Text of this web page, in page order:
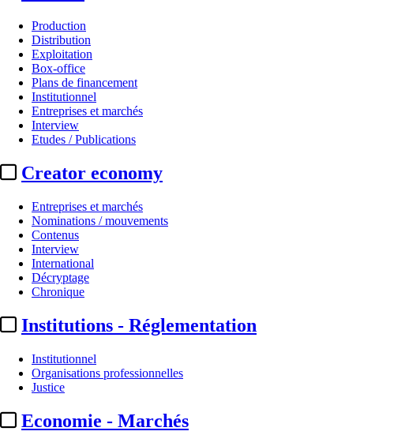
Production
Distribution
Exploitation
Box-office
Plans de financement
Institutionnel
Entreprises et marchés
Interview
Etudes / Publications
Creator economy
Entreprises et marchés
Nominations / mouvements
Contenus
Interview
International
Décryptage
Chronique
Institutions - Réglementation
Institutionnel
Organisations professionnelles
Justice
Economie - Marchés
Production
Tetra Media Fiction / France 2 :
Actualité n° 317392| Publié le 18 mars 2025 12:27
...